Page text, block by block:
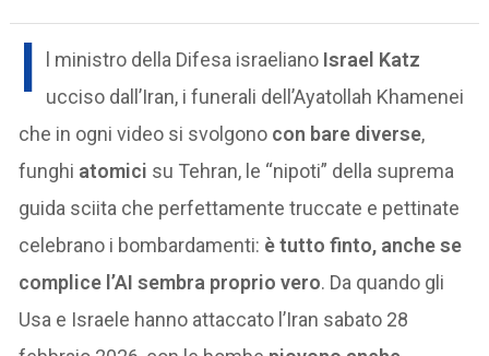
I l ministro della Difesa israeliano Israel Katz
ucciso dall’Iran, i funerali dell’Ayatollah Khamenei
che in ogni video si svolgono con bare diverse,
funghi atomici su Tehran, le “nipoti” della suprema
guida sciita che perfettamente truccate e pettinate
celebrano i bombardamenti: è tutto finto, anche se
complice l’AI sembra proprio vero. Da quando gli
Usa e Israele hanno attaccato l’Iran sabato 28